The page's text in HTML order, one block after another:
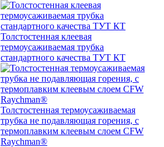
Толстостенная клеевая
термоусаживаемая трубка
стандартного качества ТУТ КТ
Толстостенная термоусаживаемая
трубка не подавляющая горения, с
термоплавким клеевым слоем CFW
Raychman®